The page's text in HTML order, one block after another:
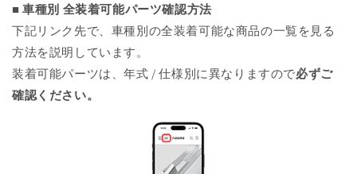
■ 車種別 全装着可能パーツ確認方法
下記リンク先で、車種別の全装着可能な商品の一覧を見る
方法を説明しています。
装着可能パーツは、年式 / 仕様別に異なりますので必ずご
確認ください。